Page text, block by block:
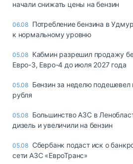
начали снижать цены на бензин
06.08 Потребление бензина в
к нормальному уровню
05.08 Кабмин разрешил продажу
Евро-3, Евро-4 до июля 2027 года
05.08 Бензин за неделю подешевел
рубля
05.08 Большинство АЗС в
дизель и увеличили на бензин
05.08 Сбербанк подаст иск о
сети АЗС «ЕвроТранс»